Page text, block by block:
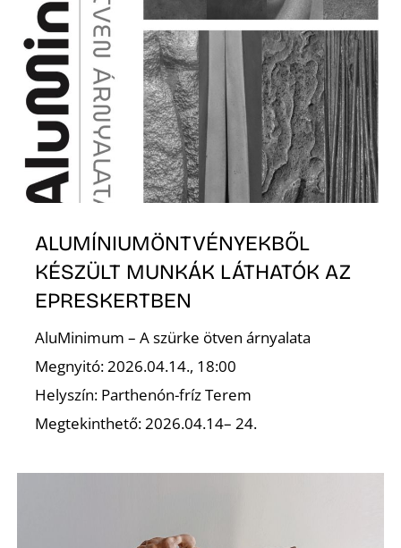
ALUMÍNIUMÖNTVÉNYEKBŐL
KÉSZÜLT MUNKÁK LÁTHATÓK AZ
EPRESKERTBEN
AluMinimum – A szürke ötven árnyalata
Megnyitó: 2026.04.14., 18:00
Helyszín: Parthenón-fríz Terem
Megtekinthető: 2026.04.14– 24.